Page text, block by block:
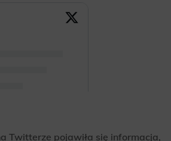
Twitterze pojawiła się informacja,